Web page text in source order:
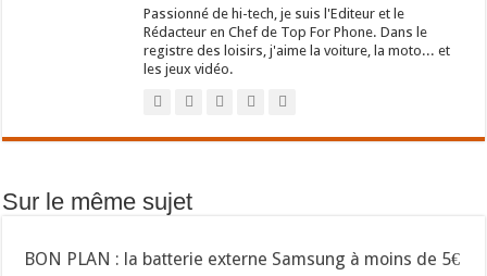
Passionné de hi-tech, je suis l'Editeur et le
Rédacteur en Chef de Top For Phone. Dans le
registre des loisirs, j'aime la voiture, la moto... et
les jeux vidéo.
Sur le même sujet
BON PLAN : la batterie externe Samsung à moins de 5€